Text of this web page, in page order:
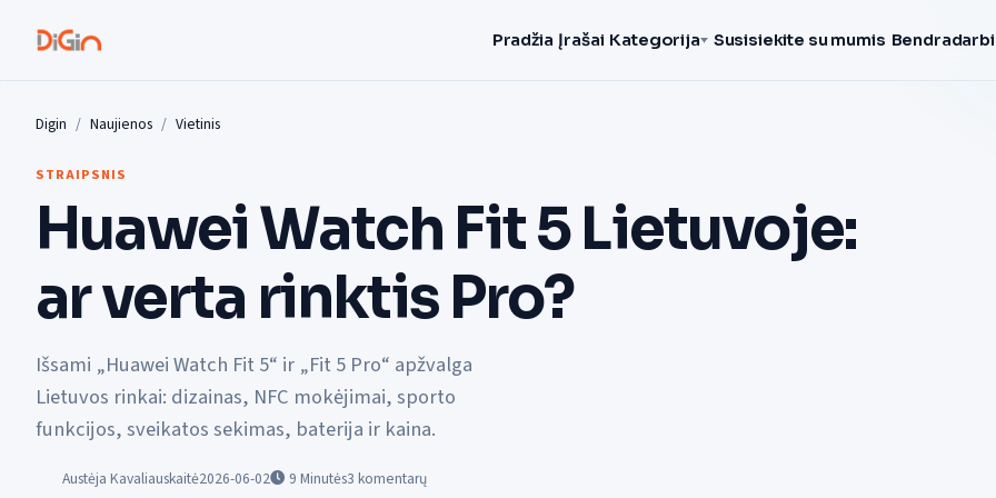
Pradžia Įrašai Kategorija Susisiekite su mumis
Digin Naujienos Vietinis
STRAIPSNIS
Huawei Watch Fit 5 Lietuvoje:
ar verta rinktis Pro?
Išsami „Huawei Watch Fit 5“ ir „Fit 5 Pro“ apžvalga
Lietuvos rinkai: dizainas, NFC mokėjimai, sporto
funkcijos, sveikatos sekimas, baterija ir kaina.
Austėja Kavaliauskaitė2026-06-02 9 Minutės3 komentarų